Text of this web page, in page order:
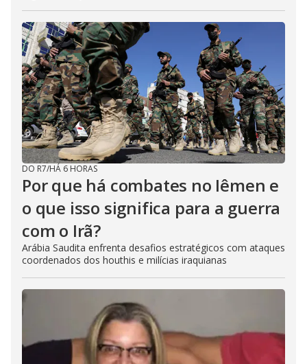
DO R7/HÁ 6 HORAS
Por que há combates no Iêmen e
o que isso significa para a guerra
com o Irã?
Arábia Saudita enfrenta desafios estratégicos com ataques
coordenados dos houthis e milícias iraquianas